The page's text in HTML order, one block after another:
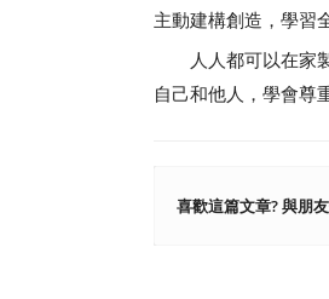
主動建構創造，學習
人人都可以在家製
自己和他人，學會尊
喜歡這篇文章? 與朋